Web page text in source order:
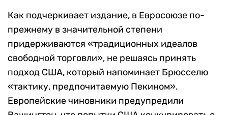
Как подчеркивает издание, в Евросоюзе по-
прежнему в значительной степени
придерживаются «традиционных идеалов
свободной торговли», не решаясь принять
подход США, который напоминает Брюсселю
«тактику, предпочитаемую Пекином».
Европейские чиновники предупредили